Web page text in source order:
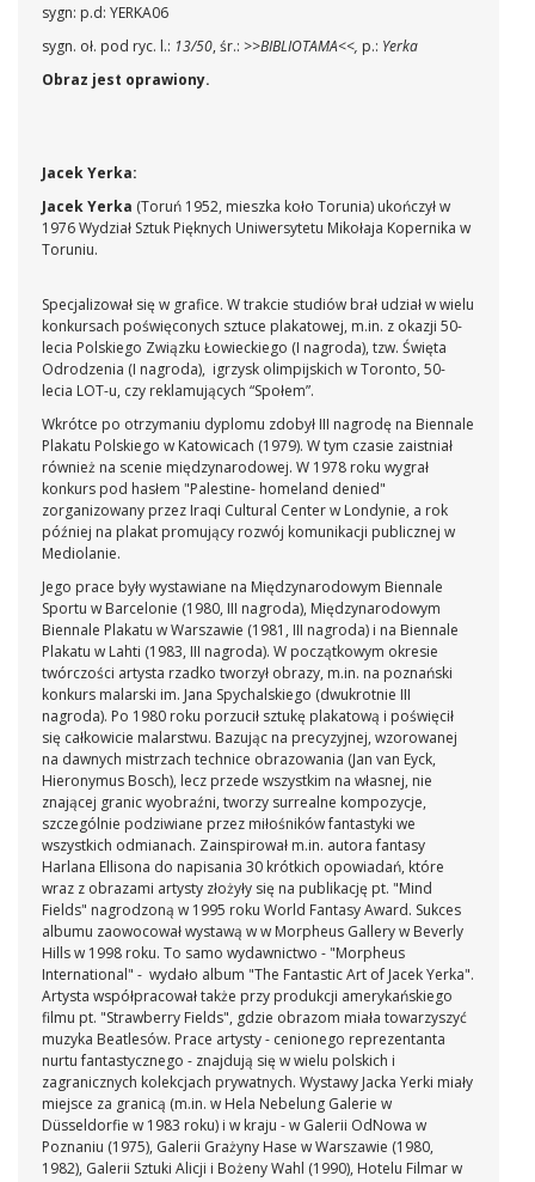
sygn: p.d: YERKA06
sygn. oł. pod ryc. l.: 13/50, śr.: >>BIBLIOTAMA<<, p.: Yerka
Obraz jest oprawiony.
Jacek Yerka:
Jacek Yerka (Toruń 1952, mieszka koło Torunia) ukończył w
1976 Wydział Sztuk Pięknych Uniwersytetu Mikołaja Kopernika w
Toruniu.
Specjalizował się w grafice. W trakcie studiów brał udział w wielu
konkursach poświęconych sztuce plakatowej, m.in. z okazji 50-
lecia Polskiego Związku Łowieckiego (I nagroda), tzw. Święta
Odrodzenia (I nagroda), igrzysk olimpijskich w Toronto, 50-
lecia LOT-u, czy reklamujących “Społem”.
Wkrótce po otrzymaniu dyplomu zdobył III nagrodę na Biennale
Plakatu Polskiego w Katowicach (1979). W tym czasie zaistniał
również na scenie międzynarodowej. W 1978 roku wygrał
konkurs pod hasłem "Palestine- homeland denied"
zorganizowany przez Iraqi Cultural Center w Londynie, a rok
później na plakat promujący rozwój komunikacji publicznej w
Mediolanie.
Jego prace były wystawiane na Międzynarodowym Biennale
Sportu w Barcelonie (1980, III nagroda), Międzynarodowym
Biennale Plakatu w Warszawie (1981, III nagroda) i na Biennale
Plakatu w Lahti (1983, III nagroda). W początkowym okresie
twórczości artysta rzadko tworzył obrazy, m.in. na poznański
konkurs malarski im. Jana Spychalskiego (dwukrotnie III
nagroda). Po 1980 roku porzucił sztukę plakatową i poświęcił
się całkowicie malarstwu. Bazując na precyzyjnej, wzorowanej
na dawnych mistrzach technice obrazowania (Jan van Eyck,
Hieronymus Bosch), lecz przede wszystkim na własnej, nie
znającej granic wyobraźni, tworzy surrealne kompozycje,
szczególnie podziwiane przez miłośników fantastyki we
wszystkich odmianach. Zainspirował m.in. autora fantasy
Harlana Ellisona do napisania 30 krótkich opowiadań, które
wraz z obrazami artysty złożyły się na publikację pt. "Mind
Fields" nagrodzoną w 1995 roku World Fantasy Award. Sukces
albumu zaowocował wystawą w w Morpheus Gallery w Beverly
Hills w 1998 roku. To samo wydawnictwo - "Morpheus
International" - wydało album "The Fantastic Art of Jacek Yerka".
Artysta współpracował także przy produkcji amerykańskiego
filmu pt. "Strawberry Fields", gdzie obrazom miała towarzyszyć
muzyka Beatlesów. Prace artysty - cenionego reprezentanta
nurtu fantastycznego - znajdują się w wielu polskich i
zagranicznych kolekcjach prywatnych. Wystawy Jacka Yerki miały
miejsce za granicą (m.in. w Hela Nebelung Galerie w
Düsseldorfie w 1983 roku) i w kraju - w Galerii OdNowa w
Poznaniu (1975), Galerii Grażyny Hase w Warszawie (1980,
1982), Galerii Sztuki Alicji i Bożeny Wahl (1990), Hotelu Filmar w